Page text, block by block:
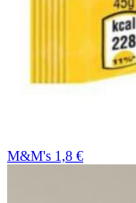
M&M's 1,8 €